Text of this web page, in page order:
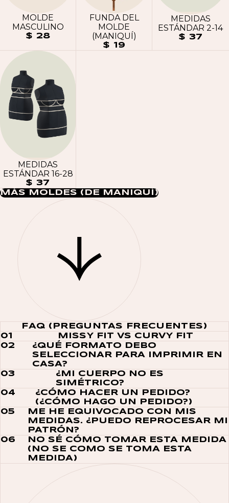
MOLDE
MASCULINO
$ 28
FUNDA DEL
MOLDE
(MANIQUÍ)
$ 19
MEDIDAS
ESTÁNDAR 2-14
$ 37
MEDIDAS
ESTÁNDAR 16-28
$ 37
MÁS MOLDES (DE MANIQUÍ)
FAQ (PREGUNTAS FRECUENTES)
01
MISSY FIT VS CURVY FIT
02
¿QUÉ FORMATO DEBO
SELECCIONAR PARA IMPRIMIR EN
CASA?
03
¿MI CUERPO NO ES
SIMÉTRICO?
04
¿CÓMO HACER UN PEDIDO?
(¿CÓMO HAGO UN PEDIDO?)
05
ME HE EQUIVOCADO CON MIS
MEDIDAS. ¿PUEDO REPROCESAR MI
PATRÓN?
06
NO SÉ CÓMO TOMAR ESTA MEDIDA
(NO SE COMO SE TOMA ESTA
MEDIDA)